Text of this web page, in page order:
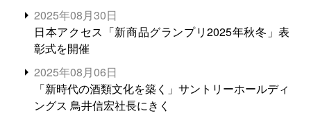
2025年08月30日
日本アクセス「新商品グランプリ2025年秋冬」表
彰式を開催
2025年08月06日
「新時代の酒類文化を築く」サントリーホールディ
ングス 鳥井信宏社長にきく